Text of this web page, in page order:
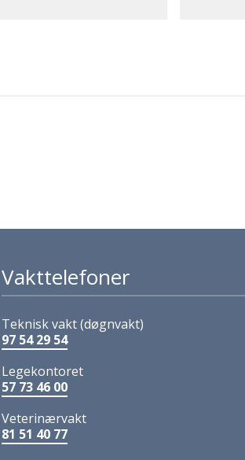
Vakttelefoner
Teknisk vakt (døgnvakt)
97 54 29 54
Legekontoret
57 73 46 00
Veterinærvakt
81 51 40 77